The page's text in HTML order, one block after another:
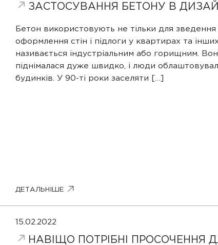
ЗАСТОСУВАННЯ БЕТОНУ В
Бетон використовують не тільки для
оформлення стін і підлоги у квартирах та
називається індустріальним або горищним.
піднімалася дуже швидко, і люди
будинків. У 90-ті роки заселяти […]
ДЕТАЛЬНІШЕ
15.02.2022
НАВІЩО ПОТРІБНІ ПРОСОЧЕННЯ